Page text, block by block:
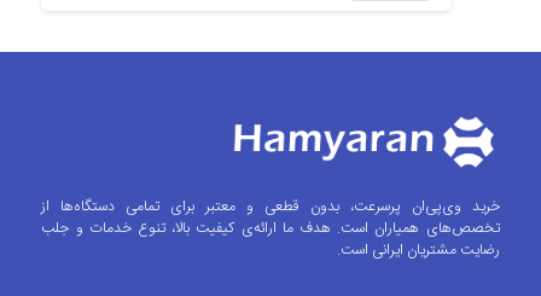
خرید وی‌پی‌ان پرسرعت، بدون قطعی و معتبر برای تمامی دستگاه‌ها از
تخصص‌های همیاران است. هدف ما ارائه‌ی کیفیت بالا، تنوع خدمات و جلب
رضایت مشتریان ایرانی است.